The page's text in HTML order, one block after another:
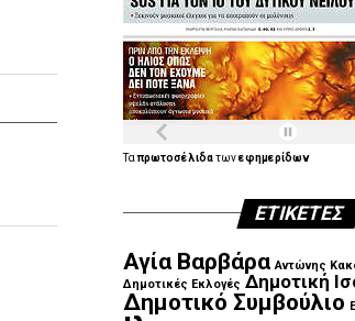
Ταπρωτοσέλιδατωνεφημερίδων
ΕΤΙΚΈΤΕΣ
Αγία Βαρβάρα Αντώνης
Δημοτικές Εκλογές Δημοτική
Δημοτικό Συμβούλιο